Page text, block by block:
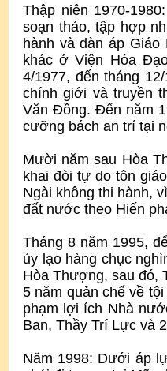
Thập niên 1970-
soạn thảo, tập hợp
hành và đàn áp
khác ở Viện Hóa
4/1977, đến tháng
chính giới và truyền
Văn Đồng. Đến năm
cưỡng bách an trí tại
Mười năm sau Hòa
khai đòi tự do tôn
Ngài không thi hành,
đất nước theo Hiến
Tháng 8 năm 1995,
ủy lạo hàng chục
Hòa Thượng, sau đó,
5 năm quản chế về
phạm lợi ích Nhà
Ban, Thầy Trí Lực và
Năm 1998: Dưới áp